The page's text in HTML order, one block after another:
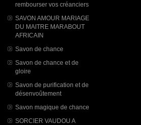
rembourser vos créanciers
SAVON AMOUR MARIAGE
DU MAITRE MARABOUT
AFRICAIN
Savon de chance
Savon de chance et de
gloire
Savon de purification et de
désenvoûtement
Savon magique de chance
SORCIER VAUDOU A